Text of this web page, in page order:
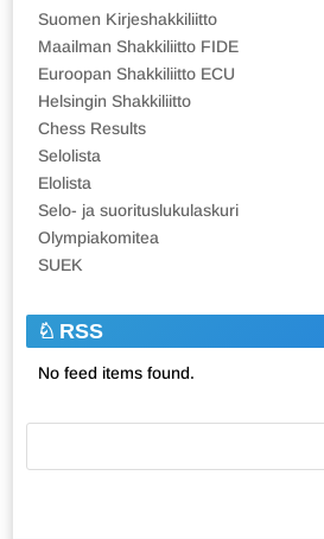
Suomen Kirjeshakkiliitto
Maailman Shakkiliitto FIDE
Euroopan Shakkiliitto ECU
Helsingin Shakkiliitto
Chess Results
Selolista
Elolista
Selo- ja suorituslukulaskuri
Olympiakomitea
SUEK
RSS
No feed items found.